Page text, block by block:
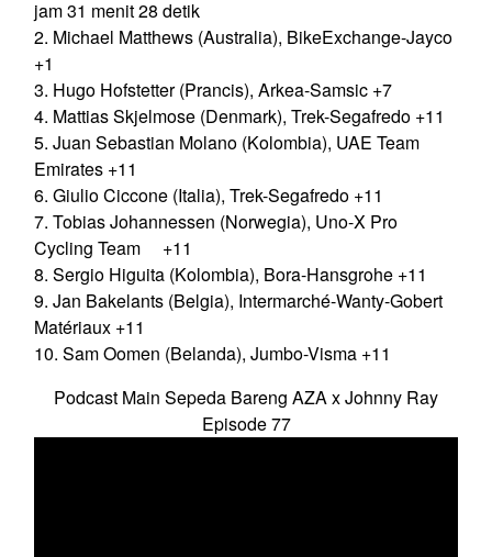
jam 31 menit 28 detik
2. Michael Matthews (Australia), BikeExchange-Jayco
+1
3. Hugo Hofstetter (Prancis), Arkea-Samsic +7
4. Mattias Skjelmose (Denmark), Trek-Segafredo +11
5. Juan Sebastian Molano (Kolombia), UAE Team
Emirates +11
6. Giulio Ciccone (Italia), Trek-Segafredo +11
7. Tobias Johannessen (Norwegia), Uno-X Pro
Cycling Team +11
8. Sergio Higuita (Kolombia), Bora-Hansgrohe +11
9. Jan Bakelants (Belgia), Intermarché-Wanty-Gobert
Matériaux +11
10. Sam Oomen (Belanda), Jumbo-Visma +11
Podcast Main Sepeda Bareng AZA x Johnny Ray
Episode 77